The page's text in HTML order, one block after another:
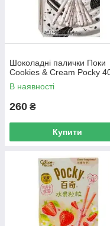
Шоколадні палички Поки
Cookies & Cream Pocky
В наявності
260 ₴
Купити